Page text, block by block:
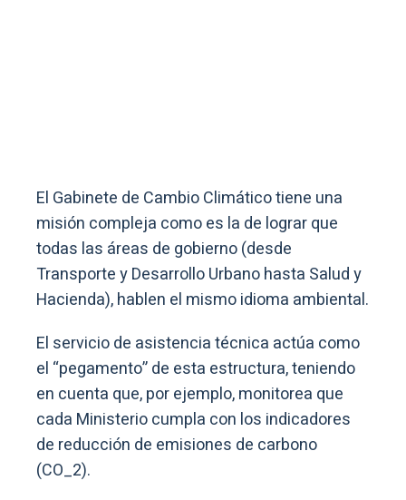
El Gabinete de Cambio Climático tiene una
misión compleja como es la de lograr que
todas las áreas de gobierno (desde
Transporte y Desarrollo Urbano hasta Salud y
Hacienda), hablen el mismo idioma ambiental.
El servicio de asistencia técnica actúa como
el “pegamento” de esta estructura, teniendo
en cuenta que, por ejemplo, monitorea que
cada Ministerio cumpla con los indicadores
de reducción de emisiones de carbono
(CO_2).